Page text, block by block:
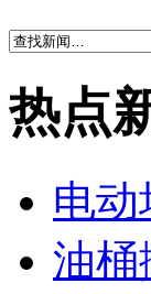
热点
电
油桶